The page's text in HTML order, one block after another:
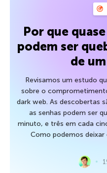
Por que
podem ser
de
Revisamos um estudo
sobre o
dark web. As descobertas
as senhas podem ser
minuto, e três em cada
Como podemos deixar